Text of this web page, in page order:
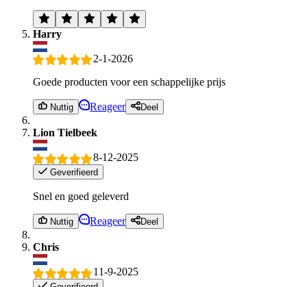
Harry
2-1-2026
Goede producten voor een schappelijke prijs
Nuttig Reageer Deel
Lion Tielbeek
8-12-2025
Geverifieerd
Snel en goed geleverd
Nuttig Reageer Deel
Chris
11-9-2025